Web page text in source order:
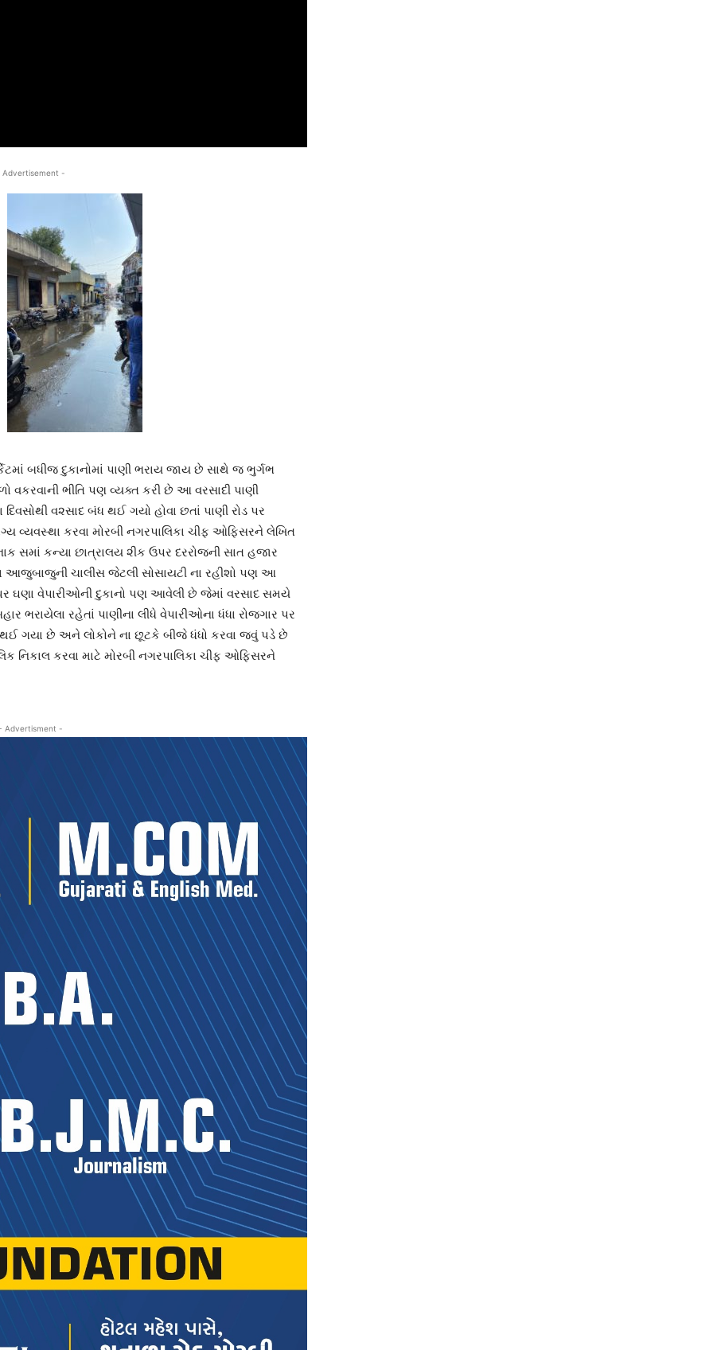
-
બધીજ દુકાનોમાં પાણી ભરાય જાય છે સાથે જ ભુર્ગભ
વકરવાની ભીતિ પણ વ્યક્ત કરી છે આ વરસાદી પાણી
વ૨સાદ બંધ થઈ ગયો હોવા છતાં પાણી રોડ પર
વ્યવસ્થા કરવા મોરબી નગરપાલિકા ચીફ ઓફિસરને લેખિત
કન્યા છાત્રાલય ૨ીક ઉપર દરરોજની સાત હજાર
આજુબાજુની ચાલીસ જેટલી સોસાયટી ના રહીશો પણ આ
ઘણા વેપારીઓની દુકાનો પણ આવેલી છે જેમાં વરસાદ સમયે
ભરાયેલા રહેતાં પાણીના લીધે વેપારીઓના ધંધા રોજગાર પર
ગયા છે અને લોકોને ના છૂટકે બીજે ધંધો કરવા જવું પડે છે
નિકાલ કરવા માટે મોરબી નગરપાલિકા ચીફ ઓફિસરને
Advertisment -